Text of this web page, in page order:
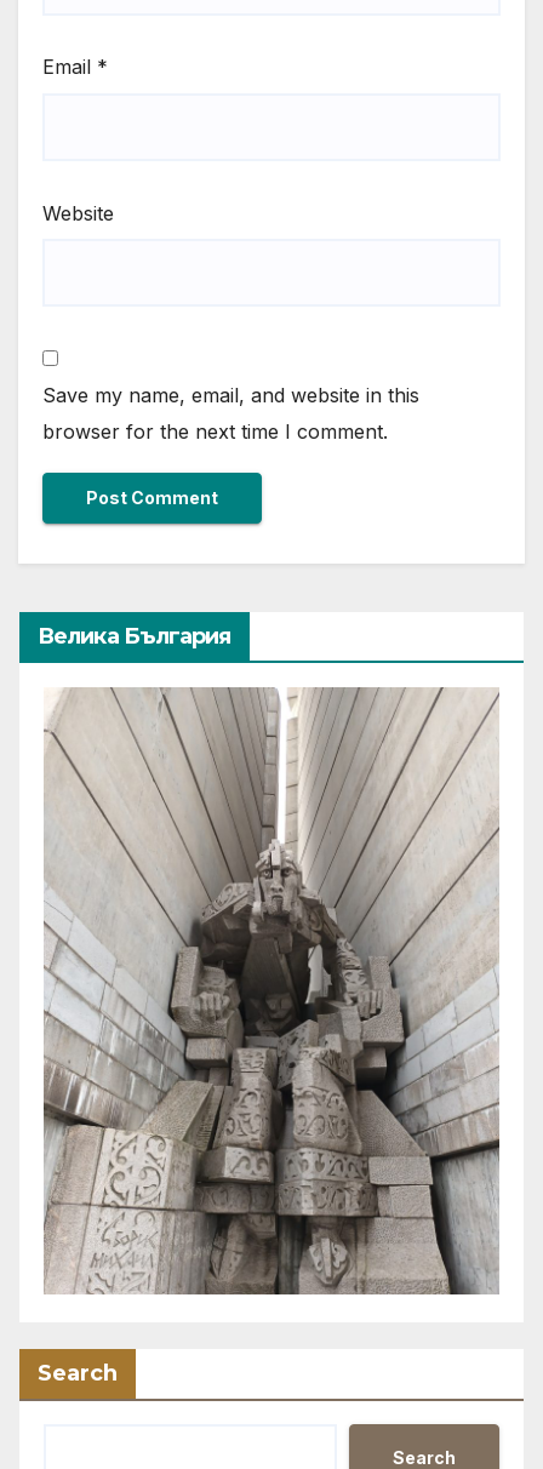
Email *
Website
Save my name, email, and website in this
browser for the next time I comment.
Велика България
Search
Search